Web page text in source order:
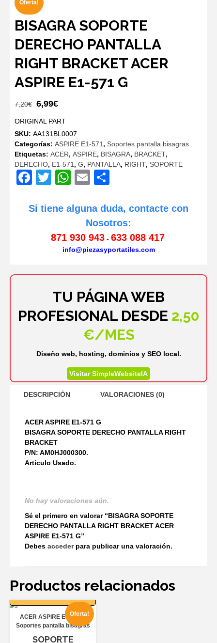
Oferta!
BISAGRA SOPORTE
DERECHO PANTALLA
RIGHT BRACKET ACER
ASPIRE E1-571 G
7,20€ El
original
era:
7,20€.
6,99€
actual
es:
6,99€.
ORIGINAL PART
SKU: AA131BL0007
Categorías: ASPIRE E1-571 , Soportes pantalla bisagras
Etiquetas: ACER, ASPIRE, BISAGRA, BRACKET,
DERECHO, E1-571 , G, PANTALLA, RIGHT, SOPORTE
Facebook
TwitterWhatsApp
Email
Si tiene alguna duda, contacte con
Nosotros:
871 930 943- 633 088 417
info@piezasyportatiles.com
TU PÁGINA WEB
PROFESIONAL DESDE 2,50
€/MES
Diseño web, hosting, dominios y SEO local.
Visitar SimpleWebsiteIA
DESCRIPCIÓN VALORACIONES (0)
ACER ASPIRE E1-571 G
BISAGRA SOPORTE DERECHO PANTALLA RIGHT
BRACKET
P/N: AM0HJ000300.
Articulo Usado.
No hay valoraciones aún.
Sé el primero en valorar “BISAGRA SOPORTE
DERECHO PANTALLA RIGHT BRACKET ACER
ASPIRE E1-571 G”
Debes accederpara publicar una valoración.
Productos relacionados
AÑADIR AL
Oferta!
ACER ASPIRE E5-551
Soportes pantalla bisagras
SOPORTE